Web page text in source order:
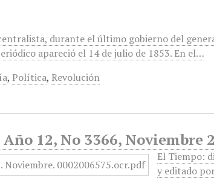
durante el último gobierno del
apareció el 14 de julio de 1853. En el…
, Política, Revolución
12, No 3366, Noviembre
El Tiempo:
y editado